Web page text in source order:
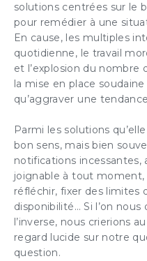
solutions centrées sur le
pour remédier à une
En cause, les multiples
quotidienne, le travail
et l’explosion du nombre
la mise en place
qu’aggraver une
Parmi les solutions
bon sens, mais bien
notifications incessantes,
joignable à tout
réfléchir, fixer des limites
disponibilité… Si l’on nous
l’inverse, nous crierions
regard lucide sur notre
question.
JE
(1) Cochez cette option pour
de ne plus afficher cette fenêtre.
cookies. Ces fichiers ne peuvent
ordinateur, ni l'affecter
tout moment dans les options de